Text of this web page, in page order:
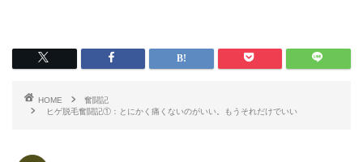
HOME
奮闘記
ヒゲ脱毛奮闘記①：とにかく痛くないのがいい。もうそれだけでいい